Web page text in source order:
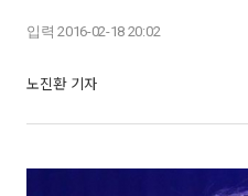
입력 2016-02-18 20:02
노진환 기자